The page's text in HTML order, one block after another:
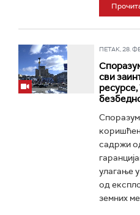
ПЕТАК, 28.
сви
садржи
улагање
од
земних